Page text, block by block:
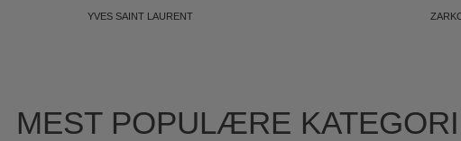
YVES SAINT LAURENT
MEST POPULÆRE